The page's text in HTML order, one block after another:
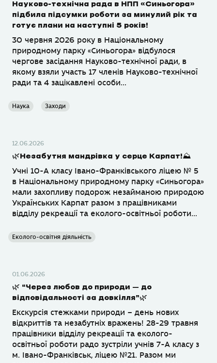
Науково-технічна рада в НПП «Синьогора»
підбила підсумки роботи за минулий рік та
готує плани на наступні 5 років!
30 червня 2026 року в Національному
природному парку «Синьогора» відбулося
чергове засідання Науково-технічної ради, в
якому взяли участь 17 членів Науково-технічної
ради та 4 зацікавлені особи...
Наука Заходи
12.06.2026
🌿Незабутня мандрівка у серце Карпат!⛰️
Учні 10-А класу Івано-Франківського ліцею № 5
в Національному природному парку «Синьогора»
мали захопливу подорож незайманою природою
Українських Карпат разом з працівниками
відділу рекреації та еколого-освітньої роботи...
Еколого-освітня діяльність
01.06.2026
🌿 “Через любов до природи – до
відповідальності за довкілля”🌿
Екскурсія стежками природи – день нових
відкриттів та незабутніх вражень! 28-29 травня
працівники відділу рекреації та еколого-
освітньої роботи радо зустріли учнів 7-А класу з
м. Івано-Франківськ, ліцею №21. Разом ми